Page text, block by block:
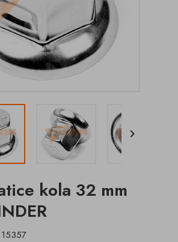

kola 32 mm
15357